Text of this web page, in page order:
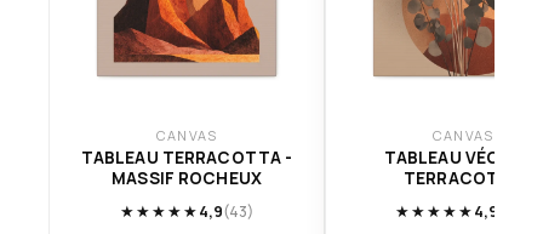
CANVAS
TABLEAU TERRACOTTA -
MASSIF ROCHEUX
★★★★★4,9(43)
CANVAS
TABLEAU VÉGÉTAL
TERRACOTTA
★★★★★4,9